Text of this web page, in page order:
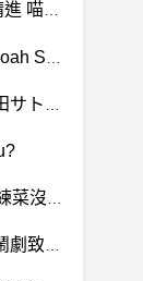
BaseballXXXX- 喵迷請進 喵迷請進
希洽- 不死少女的謀殺鬧劇致敬了那些作品 不死少女的謀殺鬧劇致敬了那些作品